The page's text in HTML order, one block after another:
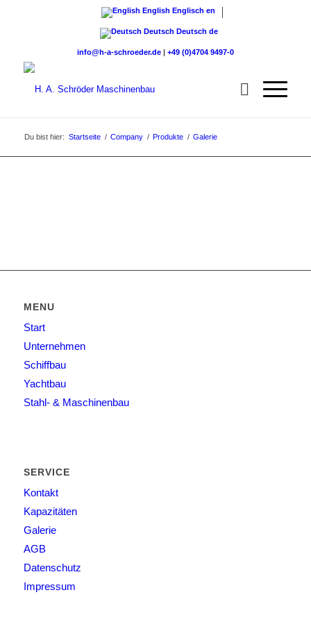
English Englisch en
Deutsch Deutsch de
info@h-a-schroeder.de| +49 (0)4704 9497-0
Du bist hier: Startseite / Company / Produkte / Galerie
MENU
Start
Unternehmen
Schiffbau
Yachtbau
Stahl- & Maschinenbau
SERVICE
Kontakt
Kapazitäten
Galerie
AGB
Datenschutz
Impressum